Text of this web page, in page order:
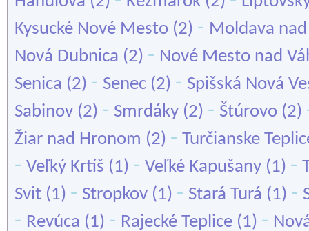
Kysucké Nové Mesto (2) - Moldava
Nová Dubnica (2) - Nové Mesto nad
Senica (2) - Senec (2) - Spišská Nová
Sabinov (2) - Smrdáky (2) - Štúrovo (2)
Žiar nad Hronom (2) - Turčianske
- Veľký Krtíš (1) - Veľké Kapušany (1) -
Svit (1) - Stropkov (1) - Stará Turá (1) -
- Revúca (1) - Rajecké Teplice (1) -